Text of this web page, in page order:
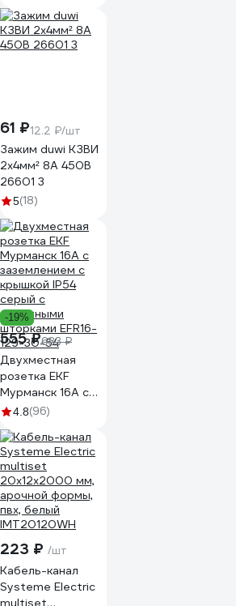
61 ₽12.2 ₽/шт
Зажим duwi КЗВИ
2х4мм² 8А 450В
26601 3
5(18)
-19%
555 ₽683 ₽
Двухместная
розетка EKF
Мурманск 16А с
заземлением с
серый с
защитными
шторками EFR16-
129-30-54
4.8(96)
223 ₽ /шт
Кабель-канал
Systeme Electric
multiset